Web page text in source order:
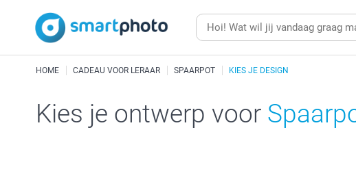
HOME CADEAU VOOR LERAAR SPAARPOT KIES JE DESIGN
Kies je ontwerp voor